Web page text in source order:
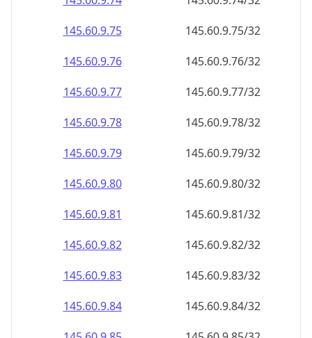
145.60.9.75
145.60.9.75/32
145.60.9.76
145.60.9.76/32
145.60.9.77
145.60.9.77/32
145.60.9.78
145.60.9.78/32
145.60.9.79
145.60.9.79/32
145.60.9.80
145.60.9.80/32
145.60.9.81
145.60.9.81/32
145.60.9.82
145.60.9.82/32
145.60.9.83
145.60.9.83/32
145.60.9.84
145.60.9.84/32